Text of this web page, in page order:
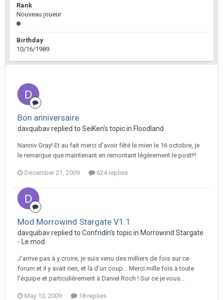
Rank
Nouveau joueur
Birthday
10/16/1989
Bon anniversaire
davquibav replied to SeiKen's topic in Floodland
Nanniv Gray! Et au fait merci d'avoir fêté le mien le 16 octobre, je
le remarque que maintenant en remontant légèrement le post!!!
December 21, 2009 624 replies
Mod Morrowind Stargate V1.1
davquibav replied to Confridín's topic in Morrowind Stargate
- Le mod
J'arrive pas à y croire, je suis venu des milliers de fois sur ce
forum et il y avait rien, et là d'un coup... Merci mille fois à toute
l'équipe et particulièrement à Daniel Roch ! Sur ce je vous...
May 10, 2009 18 replies